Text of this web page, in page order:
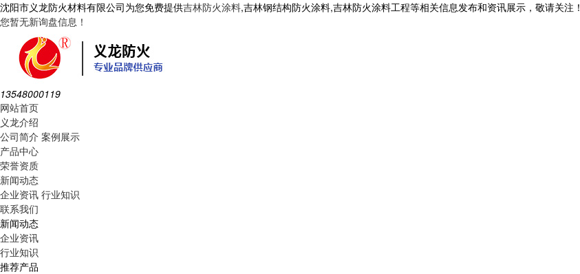
沈阳市义龙防火材料有限公司为您免费提供吉林防火涂料,吉林钢结构防火涂料,吉林防火涂料工程等相关信息发布和资讯展示，敬请关注！
您暂无新询盘信息！
13548000119
网站首页
义龙介绍
公司简介 案例展示
产品中心
荣誉资质
新闻动态
企业资讯 行业知识
联系我们
新闻动态
企业资讯
行业知识
推荐产品